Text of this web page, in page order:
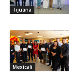
Tijuana
Mexicali